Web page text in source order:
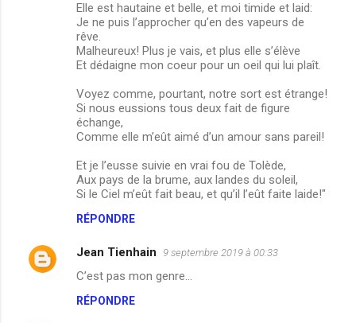
Elle est hautaine et belle, et moi timide et laid:
Je ne puis l’approcher qu’en des vapeurs de
rêve.
Malheureux! Plus je vais, et plus elle s’élève
Et dédaigne mon coeur pour un oeil qui lui plaît.
Voyez comme, pourtant, notre sort est étrange!
Si nous eussions tous deux fait de figure
échange,
Comme elle m’eût aimé d’un amour sans pareil!
Et je l’eusse suivie en vrai fou de Tolède,
Aux pays de la brume, aux landes du soleil,
Si le Ciel m’eût fait beau, et qu’il l’eût faite laide!"
RÉPONDRE
Jean Tienhain 9 septembre 2019 à 00:33
C’est pas mon genre...
RÉPONDRE